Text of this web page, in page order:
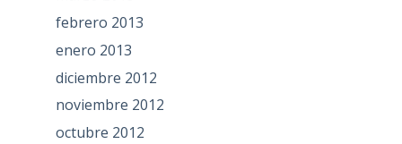
febrero 2013
enero 2013
diciembre 2012
noviembre 2012
octubre 2012